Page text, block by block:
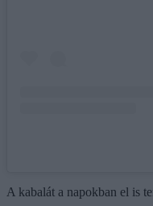
A kabalát a napokban el is